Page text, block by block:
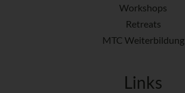
Workshops
Retreats
MTC Weiterbildung
Links